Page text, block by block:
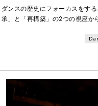
ダンスの歴史にフォーカスをす
承」と「再構築」の2つの視座か
演の2作品。（共同製作：Dance
知県芸術劇場。2021年10月に愛
キン原作による『瀕死の白鳥』
ンサーの酒井はなが、演劇作家